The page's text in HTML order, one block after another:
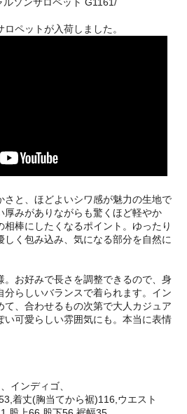
ペットが入荷しました。
さと、ほどよいシワ感が魅力の生地で
厚みがありながらも驚くほど軽やか
棒にしたくなるポイント。ゆったり
しく包み込み、気になる部分を自然に
。お好みで長さを調整できるので、身
分らしいバランスで着られます。イン
て、合わせるもの次第で大人カジュア
い可愛らしい雰囲気にも。本当に表情
インディゴ、
着丈(胸当てから裾)116,ウエスト